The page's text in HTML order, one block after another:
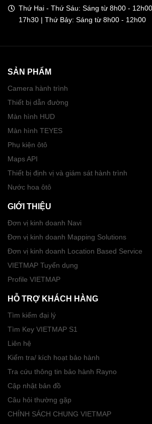
Thứ Hai - Thứ Sáu: Sáng từ 8h00 -
17h30 | Thứ Bảy: Sáng từ 8h00 - 12h00
SẢN PHẨM
Camera hành trình
Thiết bị dẫn đường
Màn hình HUD
Màn hình TEYES
Phụ kiện ôtô
Maps API
Thiết bị định vị và giám sát hành trình
Nước hoa ôtô
GIỚI THIỆU
Đơn vị kinh doanh Navi
Đơn vị kinh doanh Mapping Solutions
Đơn vị kinh doanh Location Based Service
VIETMAP Tuyển dụng
Profile VIETMAP
HỖ TRỢ KHÁCH HÀNG
Tìm kiếm đại lý
Tìm Key VIETMAP S1
Liên hệ
Kiểm tra/ kích hoạt bảo hành
Tra cứu thông tin bảo hành Rayno
Cập nhật bản đồ
Câu hỏi thường gặp
CHÍNH SÁCH CHUNG VIETMAP